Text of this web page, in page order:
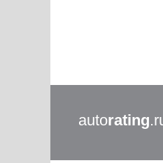
autorating